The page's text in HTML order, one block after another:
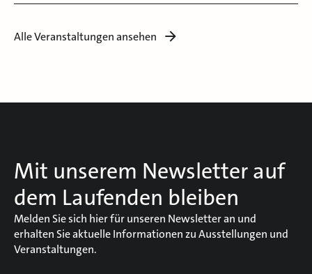
Alle Veranstaltungen ansehen
Mit unserem Newsletter auf
dem Laufenden bleiben
Melden Sie sich hier für unseren Newsletter an und
erhalten Sie aktuelle Informationen zu Ausstellungen und
Veranstaltungen.